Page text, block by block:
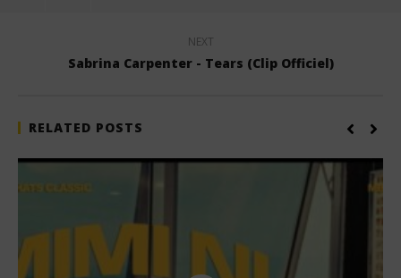
NEXT
Sabrina Carpenter - Tears (Clip Officiel)
RELATED POSTS